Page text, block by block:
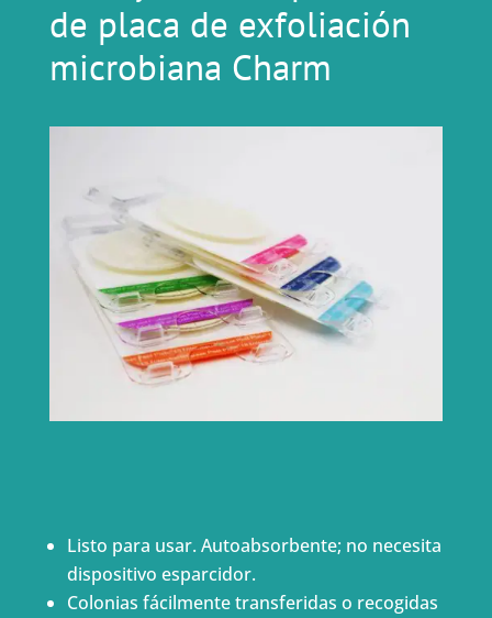
de placa de exfoliación
microbiana Charm
Listo para usar. Autoabsorbente; no necesita
dispositivo esparcidor.
Colonias fácilmente transferidas o recogidas